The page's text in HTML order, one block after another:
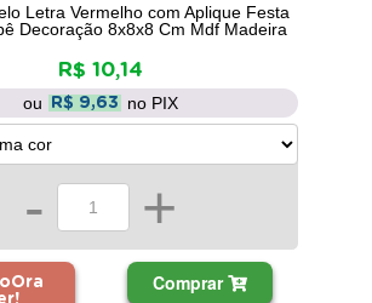
Letra Vermelho com Aplique Festa
Decoração 8x8x8 Cm Mdf Madeira
R$ 10,14
ou R$ 9,63 no PIX
- +
Comprar